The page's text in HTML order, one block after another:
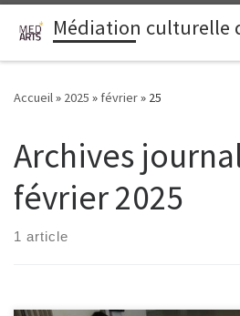
Passer au contenu
Médiation culturelle
Accueil» 2025 » février» 25
Archives
février 2025
1 article